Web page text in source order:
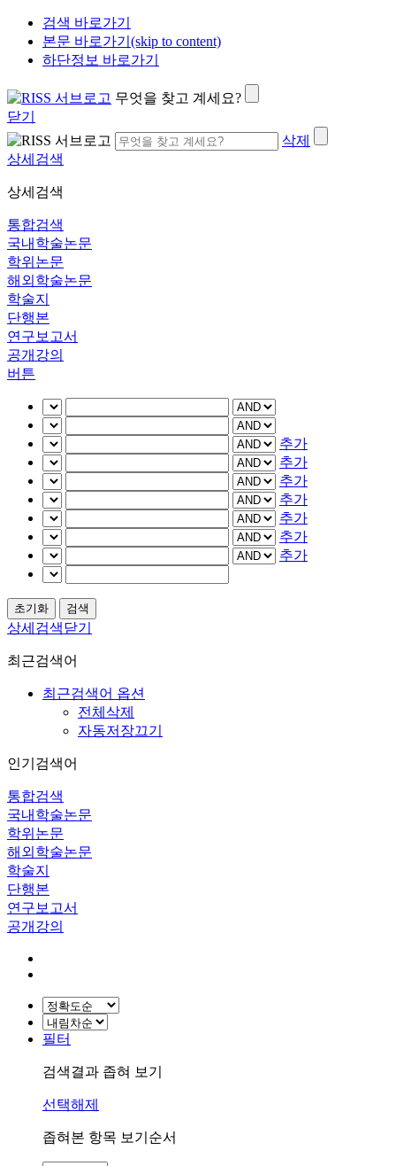
검색 바로가기
본문 바로가기(skip to content)
하단정보 바로가기
무엇을 찾고 계세요?
닫기
삭제
상세검색
상세검색
통합검색
국내학술논문
학위논문
해외학술논문
학술지
단행본
연구보고서
공개강의
버튼
추가
추가
추가
추가
추가
추가
추가
상세검색닫기
최근검색어
최근검색어 옵션
전체삭제
자동저장끄기
인기검색어
통합검색
국내학술논문
학위논문
해외학술논문
학술지
단행본
연구보고서
공개강의
필터
검색결과 좁혀 보기
선택해제
좁혀본 항목 보기순서